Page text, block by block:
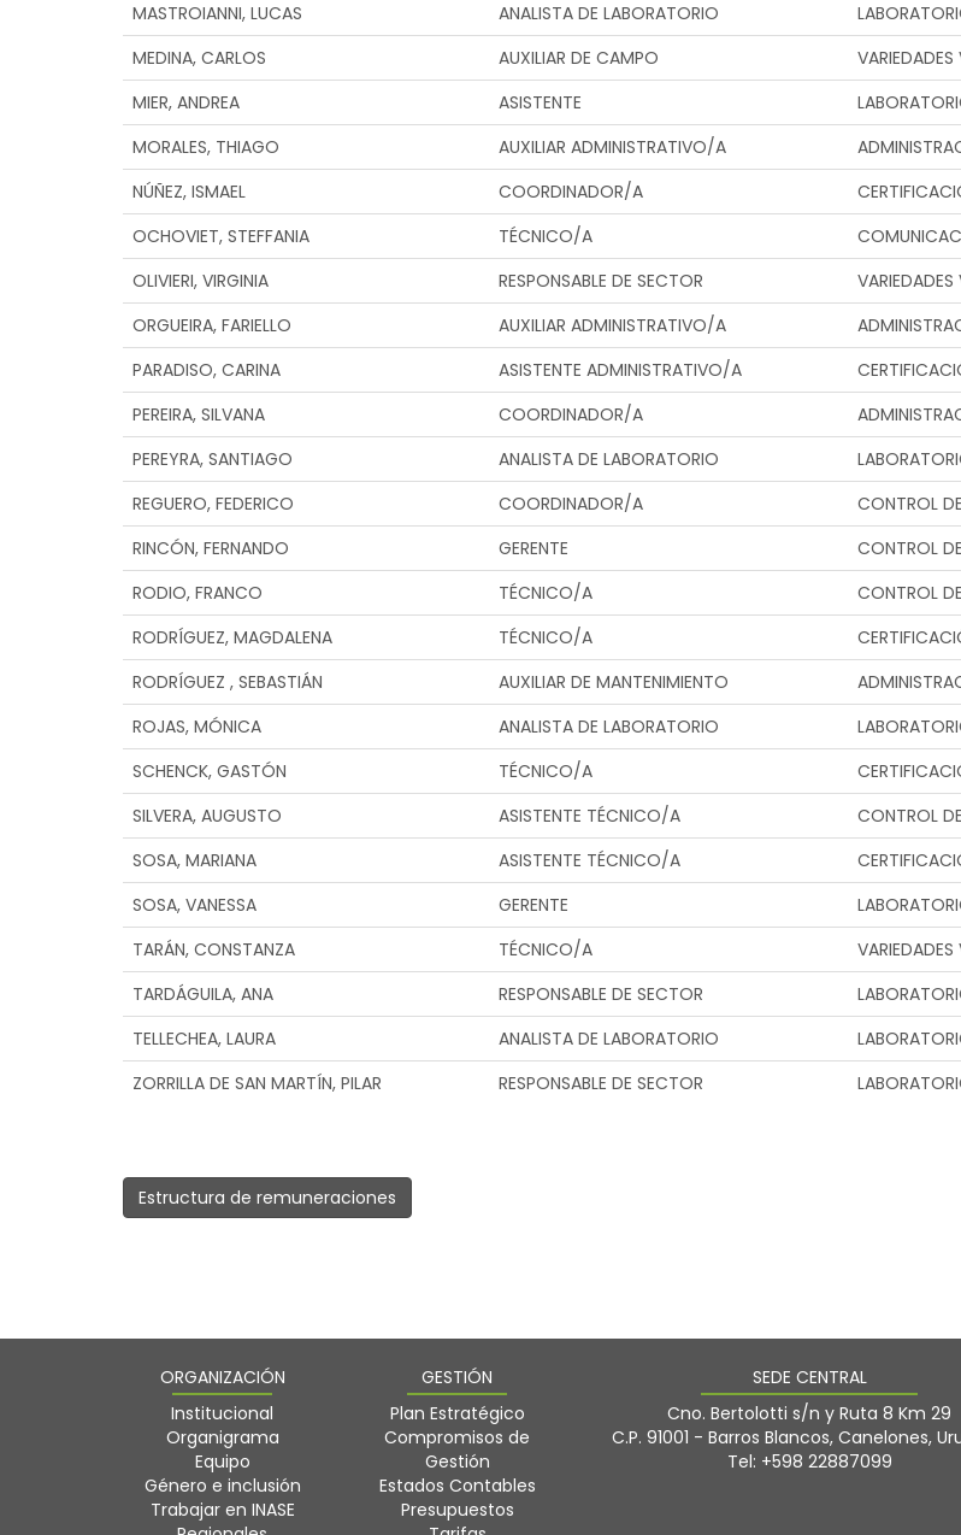
MASTROIANNI, LUCAS
ANALISTA DE LABORATORIO
MEDINA, CARLOS
AUXILIAR DE CAMPO
VARIEDADES
MIER, ANDREA
ASISTENTE
MORALES, THIAGO
AUXILIAR ADMINISTRATIVO/A
NÚÑEZ, ISMAEL
COORDINADOR/A
OCHOVIET, STEFFANIA
TÉCNICO/A
OLIVIERI, VIRGINIA
RESPONSABLE DE SECTOR
VARIEDADES
ORGUEIRA, FARIELLO
AUXILIAR ADMINISTRATIVO/A
PARADISO, CARINA
ASISTENTE ADMINISTRATIVO/A
PEREIRA, SILVANA
COORDINADOR/A
PEREYRA, SANTIAGO
ANALISTA DE LABORATORIO
REGUERO, FEDERICO
COORDINADOR/A
CONTROL
RINCÓN, FERNANDO
GERENTE
CONTROL
RODIO, FRANCO
TÉCNICO/A
CONTROL
RODRÍGUEZ, MAGDALENA
TÉCNICO/A
RODRÍGUEZ , SEBASTIÁN
AUXILIAR DE MANTENIMIENTO
ROJAS, MÓNICA
ANALISTA DE LABORATORIO
SCHENCK, GASTÓN
TÉCNICO/A
SILVERA, AUGUSTO
ASISTENTE TÉCNICO/A
CONTROL
SOSA, MARIANA
ASISTENTE TÉCNICO/A
SOSA, VANESSA
GERENTE
TARÁN, CONSTANZA
TÉCNICO/A
VARIEDADES
TARDÁGUILA, ANA
RESPONSABLE DE SECTOR
TELLECHEA, LAURA
ANALISTA DE LABORATORIO
ZORRILLA DE SAN MARTÍN, PILAR
RESPONSABLE DE SECTOR
Estructura de remuneraciones
ORGANIZACIÓN
Institucional
Organigrama
Equipo
Género e inclusión
Trabajar en INASE
GESTIÓN
Plan Estratégico
Compromisos de
Gestión
Estados Contables
Presupuestos
SEDE CENTRAL
Cno. Bertolotti s/n y Ruta 8 Km 29
C.P. 91001 - Barros Blancos, Canelones,
Tel: +598 22887099